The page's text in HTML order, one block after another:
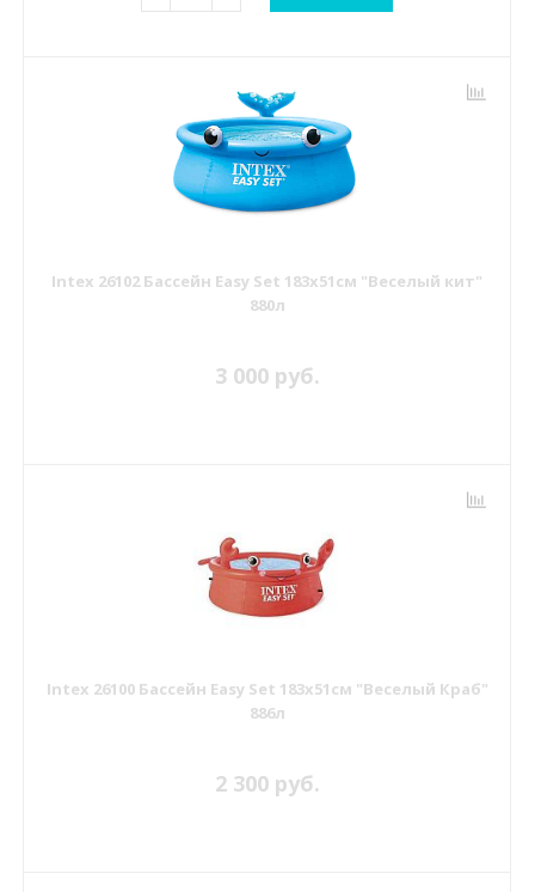
Intex 26102 Бассейн Easy Set 183х51см "Веселый кит"
880л
3 000 руб.
Intex 26100 Бассейн Easy Set 183х51см "Веселый Краб"
886л
2 300 руб.